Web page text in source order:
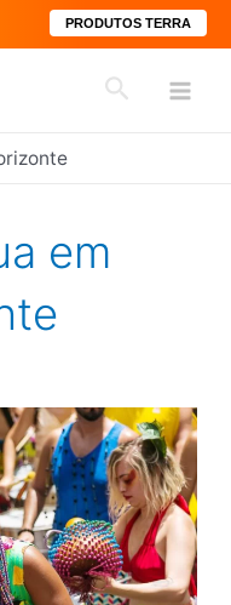
PRODUTOS TERRA
Pesquisar
em